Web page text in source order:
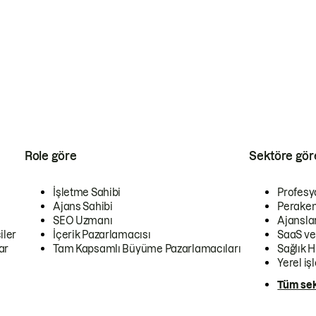
Role göre
İşletme Sahibi
Ajans Sahibi
SEO Uzmanı
İçerik Pazarlamacısı
Tam Kapsamlı Büyüme Pazarlamacıları
Sektöre
SaaS
Sağlık
Yerel
Tüm